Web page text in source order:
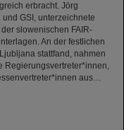
erbracht. Jörg
und GSI, unterzeichnete
slowenischen FAIR-
An der festlichen
stattfand, nahmen
Regierungsvertreter*innen,
aus…